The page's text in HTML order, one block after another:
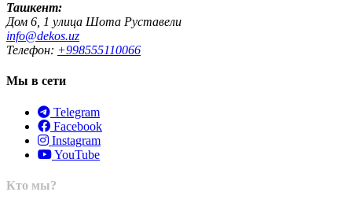
Ташкент:
Дом 6, 1 улица Шота Руставели
info@dekos.uz
Телефон: +998555110066
Мы в сети
Telegram
Facebook
Instagram
YouTube
Кто мы?